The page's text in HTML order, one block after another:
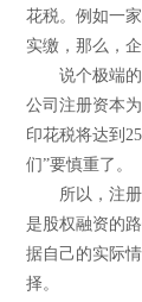
花税。例如一
实缴，那么，
说个极端的
公司注册资本
印花税将达到
们”要慎重了。
所以，注册
是股权融资的
据自己的实际
择。